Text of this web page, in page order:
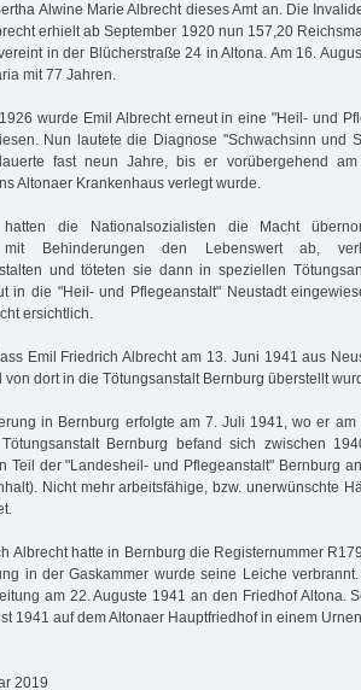
Alwine Marie Albrecht dieses Amt an. Die
erhielt ab September 1920 nun 157,20
in der Blücherstraße 24 in Altona. Am 16.
mit 77 Jahren.
wurde Emil Albrecht erneut in eine "Heil- und
Nun lautete die Diagnose "Schwachsinn und
fast neun Jahre, bis er vorübergehend
Altonaer Krankenhaus verlegt wurde.
hatten die Nationalsozialisten die Macht
mit Behinderungen den Lebenswert ab,
und töteten sie dann in speziellen
in die "Heil- und Pflegeanstalt" Neustadt
ersichtlich.
Emil Friedrich Albrecht am 13. Juni 1941 aus
von dort in die Tötungsanstalt Bernburg überstellt
in Bernburg erfolgte am 7. Juli 1941, wo er am
Bernburg befand sich zwischen
Teil der "Landesheil- und Pflegeanstalt" Bernburg
Nicht mehr arbeitsfähige, bzw. unerwünschte
Albrecht hatte in Bernburg die Registernummer
in der Gaskammer wurde seine Leiche
am 22. Auguste 1941 an den Friedhof Altona.
1941 auf dem Altonaer Hauptfriedhof in einem
2019